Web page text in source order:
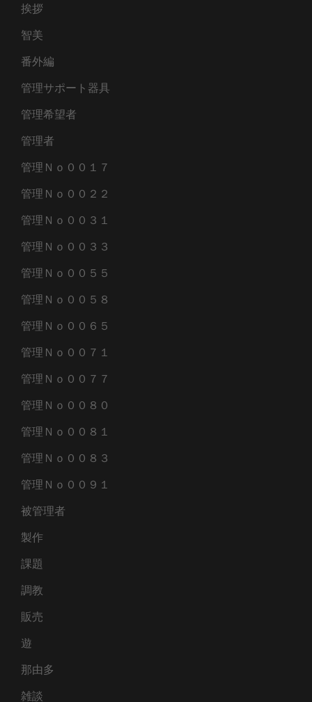
挨拶
智美
番外編
管理サポート器具
管理希望者
管理者
管理Ｎｏ００１７
管理Ｎｏ００２２
管理Ｎｏ００３１
管理Ｎｏ００３３
管理Ｎｏ００５５
管理Ｎｏ００５８
管理Ｎｏ００６５
管理Ｎｏ００７１
管理Ｎｏ００７７
管理Ｎｏ００８０
管理Ｎｏ００８１
管理Ｎｏ００８３
管理Ｎｏ００９１
被管理者
製作
課題
調教
販売
遊
那由多
雑談